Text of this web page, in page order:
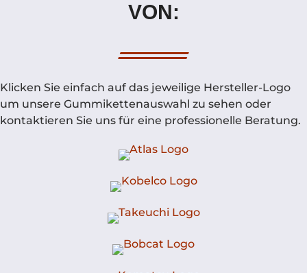
VON:
Klicken Sie einfach auf das jeweilige Hersteller-Logo
um unsere Gummikettenauswahl zu sehen oder
kontaktieren Sie uns für eine professionelle Beratung.